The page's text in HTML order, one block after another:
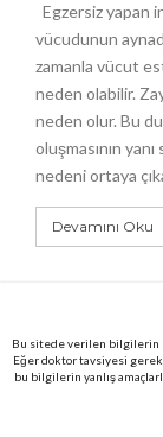
Egzersiz yapan
vücudunun
zamanla vücut
neden olabilir.
neden olur. Bu
oluşmasının
nedeni ortaya
Devamını Oku
Bu sitede verilen bilgilerin
Eğer doktor tavsiyesi
bu bilgilerin yanlış